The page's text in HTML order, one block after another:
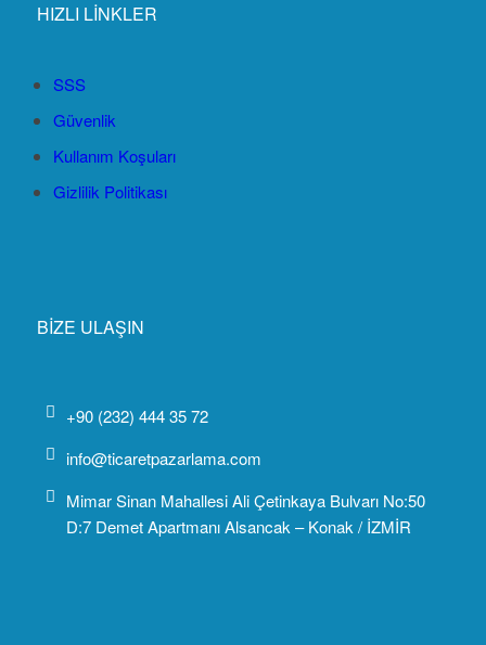
HIZLI LİNKLER
SSS
Güvenlik
Kullanım Koşuları
Gizlilik Politikası
BİZE ULAŞIN
+90 (232) 444 35 72
info@ticaretpazarlama.com
Mimar Sinan Mahallesi Ali Çetinkaya Bulvarı No:50
D:7 Demet Apartmanı Alsancak – Konak / İZMİR